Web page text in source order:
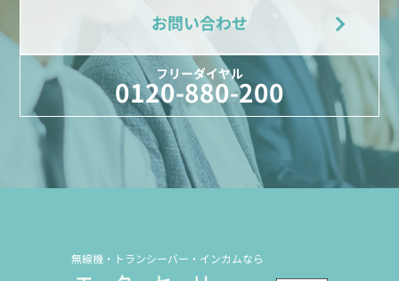
お問い合わせ
フリーダイヤル
0120-880-200
無線機・トランシーバー・インカムなら